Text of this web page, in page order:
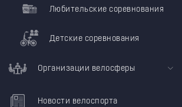
Любительские соревнования
Детские соревнования
Организации велосферы
Новости велоспорта